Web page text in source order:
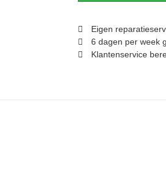
Eigen
6 dagen per week
Klantenservice